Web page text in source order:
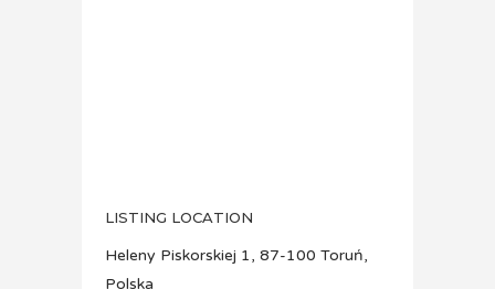
LISTING LOCATION
Heleny Piskorskiej 1, 87-100 Toruń,
Polska